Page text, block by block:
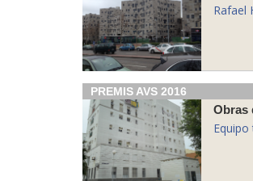
Rafael
PREMIS AVS 2016
Obras
Equipo